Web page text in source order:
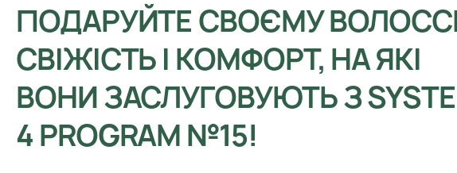
ПОДАРУЙТЕ СВОЄМУ
СВІЖІСТЬ І КОМФОРТ, НА ЯКІ
ВОНИ ЗАСЛУГОВУЮТЬ З
4 PROGRAM №15!